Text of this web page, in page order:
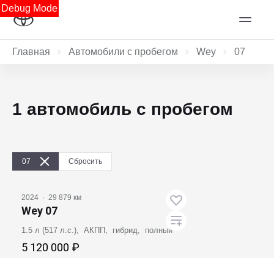
Debug Mode
Главная Автомобили с пробегом Wey 07
1 автомобиль с пробегом
07 Сбросить
2024 · 29 879 км
Wey 07
1.5 л (517 л.с.), АКПП, гибрид, полный
5 120 000 ₽